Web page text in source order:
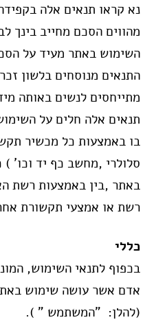
נא קראו תנאים אלה
מהווים הסכם מחייב בינך
השימוש באתר מעיד על
התנאים מנוסחים בלשון
מתייחסים לנשים באותה
תנאים אלה חלים על
בו באמצעות כל מכשיר
סלולרי ,מחשב כף יד וכו'
באתר ,בין באמצעות רשת
רשת או אמצעי תקשורת
כללי
בכפוף לתנאי השימוש,
אדם אשר עושה שימוש
(להלן: "המשתמש " ).